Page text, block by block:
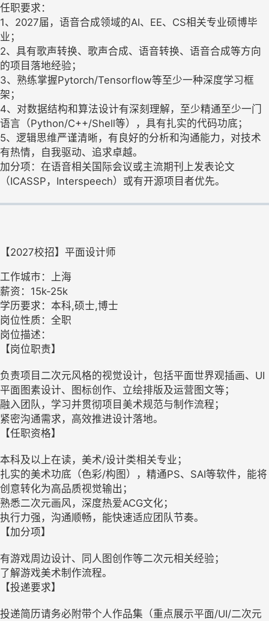
任职要求：
1、2027届，语音合成领域的AI、EE、CS相关专业硕博毕
业；
2、具有歌声转换、歌声合成、语⾳转换、语音合成等⽅向
的项⽬落地经验；
3、熟练掌握Pytorch/Tensorflow等至少一种深度学习框
架；
4、对数据结构和算法设计有深刻理解，至少精通⾄少⼀⻔
语言（Python/C++/Shell等），具有扎实的代码功底；
5、逻辑思维严谨清晰，有良好的分析和沟通能力，对技术
有热情，自我驱动、追求卓越。
加分项：在语音相关国际会议或主流期刊上发表论文
（ICASSP，Interspeech）或有开源项目者优先。
【2027校招】平面设计师
工作城市：上海
薪资：15k-25k
学历要求：本科,硕士,博士
岗位性质：全职
岗位描述：
【岗位职责】
负责项目二次元风格的视觉设计，包括平面世界观插画、UI
平面图素设计、图标创作、立绘排版及运营图文等；
融入团队，学习并贯彻项目美术规范与制作流程；
紧密沟通需求，高效推进设计落地。
【任职资格】
本科及以上在读，美术/设计类相关专业；
扎实的美术功底（色彩/构图），精通PS、SAI等软件，能将
创意转化为高品质视觉输出；
熟悉二次元画风，深度热爱ACG文化；
执行力强，沟通顺畅，能快速适应团队节奏。
【加分项】
有游戏周边设计、同人图创作等二次元相关经验；
了解游戏美术制作流程。
【投递要求】
投递简历请务必附带个人作品集（重点展示平面/UI/二次元